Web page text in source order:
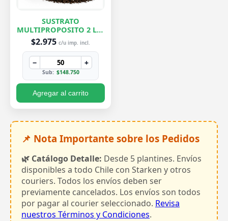
SUSTRATO
MULTIPROPOSITO 2 LTS
ROELPLANT
$2.975 c/u imp. incl.
− +
Sub: $148.750
Agregar al carrito
📌 Nota Importante sobre los Pedidos
🌿 Catálogo Detalle: Desde 5 plantines. Envíos
disponibles a todo Chile con Starken y otros
couriers. Todos los envíos deben ser
previamente cancelados. Los envíos son todos
por pagar al courier seleccionado. Revisa
nuestros Términos y Condiciones.